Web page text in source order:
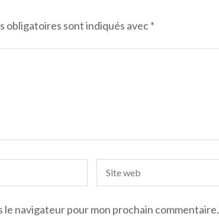
obligatoires sont indiqués avec*
le navigateur pour mon prochain commentaire.